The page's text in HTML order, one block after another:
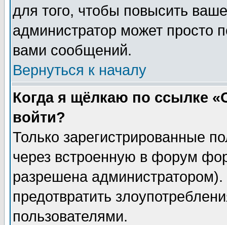
для того, чтобы повысить
администратор может просто
вами сообщений.
Вернуться к началу
Когда я щёлкаю по ссылке
войти?
Только зарегистрированные
через встроенную в форум
разрешена
предотвратить
пользователями.